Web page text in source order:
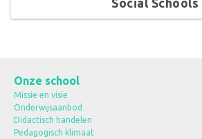
Social Schools
Onze school
Missie en visie
Onderwijsaanbod
Didactisch handelen
Pedagogisch klimaat